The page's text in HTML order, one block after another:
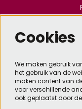
Meld je
Cookies
We maken gebruik
het gebruik van de
maken content van
voor verschillende
ook geplaatst door